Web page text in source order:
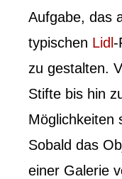
Aufgabe, das
typischen Lidl -
zu gestalten.
Stifte bis hin
Möglichkeiten
Sobald das
einer Galerie